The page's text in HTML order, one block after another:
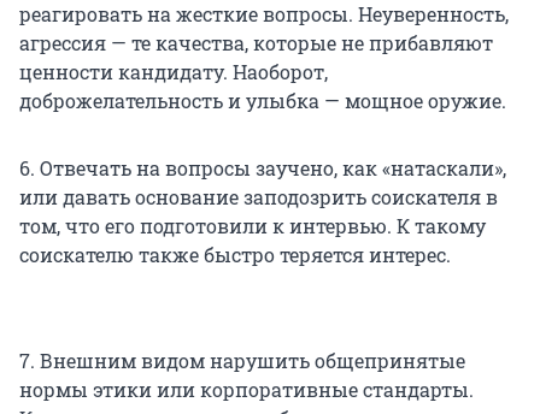
реагировать на жесткие вопросы. Неуверенность,
агрессия — те качества, которые не прибавляют
ценности кандидату. Наоборот,
доброжелательность и улыбка — мощное оружие.
6. Отвечать на вопросы заучено, как «натаскали»,
или давать основание заподозрить соискателя в
том, что его подготовили к интервью. К такому
соискателю также быстро теряется интерес.
7. Внешним видом нарушить общепринятые
нормы этики или корпоративные стандарты.